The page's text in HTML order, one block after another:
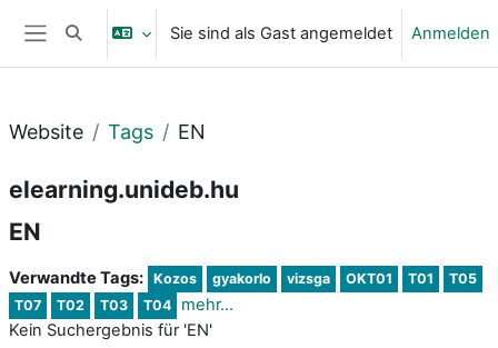
Zum Hauptinhalt
Website-Übersicht
Sucheingabe umschaltenSie sind als Gast angemeldet Anmelden
Website Tags EN
elearning.unideb.hu
EN
Verwandte Tags: Kozos gyakorlo vizsga OKT01 T01
T05
T07
T02 T03 T04
mehr...
Kein Suchergebnis für 'EN'